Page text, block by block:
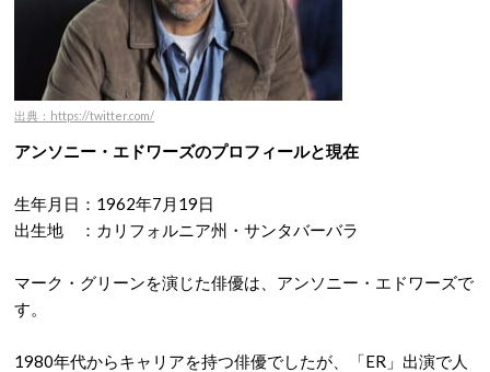
出典：https://twitter.com/
アンソニー・エドワーズのプロフィールと現在
生年月日：1962年7月19日
出生地 ：カリフォルニア州・サンタバーバラ
マーク・グリーンを演じた俳優は、アンソニー・エドワーズで
す。
1980年代からキャリアを持つ俳優でしたが、「ER」出演で人